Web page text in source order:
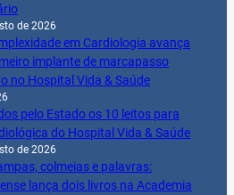
de 2026
em Cardiologia avança
implante de marcapasso
no Hospital Vida & Saúde
pelo Estado os 10 leitos para
do Hospital Vida & Saúde
de 2026
colmeias e palavras:
lança dois livros na Academia